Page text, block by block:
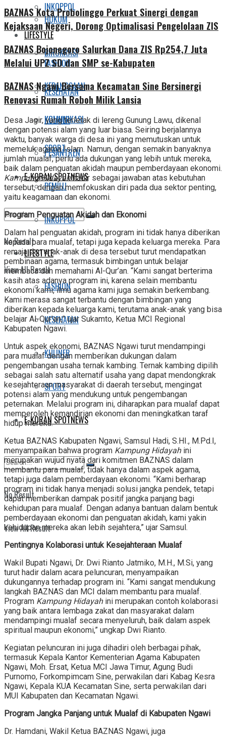
INKOPPOL
LIFESTYLE
FASHION
KESEHATAN
KULINER
SPORT
E-KORAN SPOTNEWS
No Result
View All Result
HUKUM
BIROKRASI
KEBANGSAAN
KOMUNIKASI
PESANTREN
PEMILU
INKOPPOL
LIFESTYLE
FASHION
KESEHATAN
KULINER
SPORT
E-KORAN SPOTNEWS
No Result
View All Result
BAZNAS Kota Probolinggo Perkuat Sinergi dengan
Kejaksaan Negeri, Dorong Optimalisasi Pengelolaan ZIS
BAZNAS Bojonegoro Salurkan Dana ZIS Rp254,7 Juta
Melalui UPZ SD dan SMP se-Kabupaten
BAZNAS Ngawi Bersama Kecamatan Sine Bersinergi
Renovasi Rumah Roboh Milik Lansia
Desa Jagir, yang terletak di lereng Gunung Lawu, dikenal
dengan potensi alam yang luar biasa. Seiring berjalannya
waktu, banyak warga di desa ini yang memutuskan untuk
memeluk agama Islam. Namun, dengan semakin banyaknya
jumlah mualaf, perlu ada dukungan yang lebih untuk mereka,
baik dalam penguatan akidah maupun pemberdayaan ekonomi.
Kampung Hidayahhadir sebagai jawaban atas kebutuhan
tersebut, dengan memfokuskan diri pada dua sektor penting,
yaitu keagamaan dan ekonomi.
Program Penguatan Akidah dan Ekonomi
Dalam hal penguatan akidah, program ini tidak hanya diberikan
kepada para mualaf, tetapi juga kepada keluarga mereka. Para
remaja dan anak-anak di desa tersebut turut mendapatkan
pembinaan agama, termasuk bimbingan untuk belajar
membaca dan memahami Al-Qur’an. “Kami sangat berterima
kasih atas adanya program ini, karena selain membantu
ekonomi kami, ilmu agama kami juga semakin berkembang.
Kami merasa sangat terbantu dengan bimbingan yang
diberikan kepada keluarga kami, terutama anak-anak yang bisa
belajar Al-Qur’an,” ujar Sukamto, Ketua MCI Regional
Kabupaten Ngawi.
Untuk aspek ekonomi, BAZNAS Ngawi turut mendampingi
para mualaf dengan memberikan dukungan dalam
pengembangan usaha ternak kambing. Ternak kambing dipilih
sebagai salah satu alternatif usaha yang dapat mendongkrak
kesejahteraan masyarakat di daerah tersebut, mengingat
potensi alam yang mendukung untuk pengembangan
peternakan. Melalui program ini, diharapkan para mualaf dapat
memperoleh kemandirian ekonomi dan meningkatkan taraf
hidup mereka.
Ketua BAZNAS Kabupaten Ngawi, Samsul Hadi, S.HI., M.Pd.I,
menyampaikan bahwa program Kampung Hidayahini
merupakan wujud nyata dari komitmen BAZNAS dalam
membantu para mualaf, tidak hanya dalam aspek agama,
tetapi juga dalam pemberdayaan ekonomi. “Kami berharap
program ini tidak hanya menjadi solusi jangka pendek, tetapi
dapat memberikan dampak positif jangka panjang bagi
kehidupan para mualaf. Dengan adanya bantuan dalam bentuk
pemberdayaan ekonomi dan penguatan akidah, kami yakin
kehidupan mereka akan lebih sejahtera,” ujar Samsul.
Pentingnya Kolaborasi untuk Kesejahteraan Mualaf
Wakil Bupati Ngawi, Dr. Dwi Rianto Jatmiko, M.H., M.Si, yang
turut hadir dalam acara peluncuran, menyampaikan
dukungannya terhadap program ini. “Kami sangat mendukung
langkah BAZNAS dan MCI dalam membantu para mualaf.
Program Kampung Hidayahini merupakan contoh kolaborasi
yang baik antara lembaga zakat dan masyarakat dalam
mendampingi mualaf secara menyeluruh, baik dalam aspek
spiritual maupun ekonomi,” ungkap Dwi Rianto.
Kegiatan peluncuran ini juga dihadiri oleh berbagai pihak,
termasuk Kepala Kantor Kementerian Agama Kabupaten
Ngawi, Moh. Ersat, Ketua MCI Jawa Timur, Agung Budi
Purnomo, Forkompimcam Sine, perwakilan dari Kabag Kesra
Ngawi, Kepala KUA Kecamatan Sine, serta perwakilan dari
MUI Kabupaten dan Kecamatan Ngawi.
Program Jangka Panjang untuk Mualaf di Kabupaten Ngawi
Dr. Hamdani, Wakil Ketua BAZNAS Ngawi, juga